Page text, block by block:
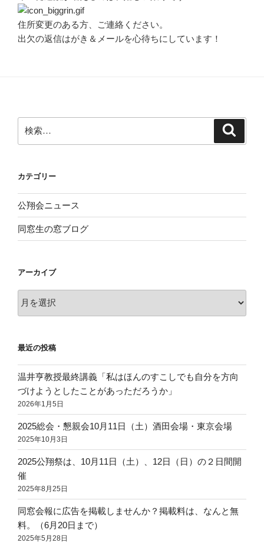
住所変更のある方、ご連絡ください。
出欠の返信はがき＆メールを心待ちにしています！
索:
カテゴリー
公翔会ニュース
同窓生の窓ブログ
アーカイブ
ー
ブ
最近の投稿
温井亨教授最終講義「私はほんのすこしでも自分を方向
づけようとしたことがあっただろうか」
2026年1月5日
2025総会・懇親会10月11日（土）酒田会場・東京会場
2025年10月3日
2025公翔祭は、10月11日（土）、12日（日）の２日間開
催
2025年8月25日
同窓会報に広告を掲載しませんか？掲載料は、なんと無
料。（6月20日まで）
2025年5月28日